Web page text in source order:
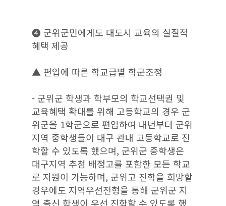
❹ 군위군민에게도 대도시 교육의 실질적
혜택 제공
▲ 편입에 따른 학교급별 학군조정
- 군위군 학생과 학부모의 학교선택권 및
교육혜택 확대를 위해 고등학교의 경우 군
위군을 1학군으로 편입하여 내년부터 군위
지역 중학생들이 대구 관내 고등학교로 진
학할 수 있도록 했으며, 군위군 중학생은
대구지역 추첨 배정고를 포함한 모든 학교
로 지원이 가능하며, 군위고 진학을 희망할
경우에도 지역우선전형을 통해 군위군 지
역 출신 학생이 우선 진학할 수 있도록 했